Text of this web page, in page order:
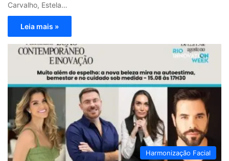
Carvalho, Estela…
Leia mais »
Harmonização Facial